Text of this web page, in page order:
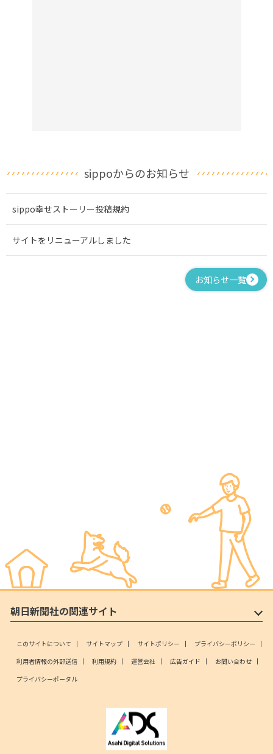
sippoからのお知らせ
sippo幸せストーリー投稿規約
サイトをリニューアルしました
お知らせ一覧
朝日新聞社の関連サイト
このサイトについて サイトマップ サイトポリシー
プライバシーポリシー
利用者情報の外部送信
利用規約 運営会社 広告ガイド
お問い合わせ
プライバシーポータル